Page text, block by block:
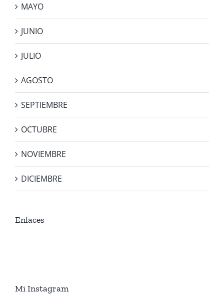
MAYO
JUNIO
JULIO
AGOSTO
SEPTIEMBRE
OCTUBRE
NOVIEMBRE
DICIEMBRE
Enlaces
Mi Instagram